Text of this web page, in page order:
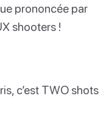
prononcée par
shooters !
c’est TWO shots